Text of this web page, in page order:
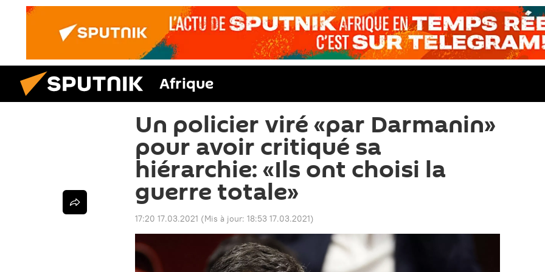
Afrique
Un policier viré «par Darmanin»
pour avoir critiqué sa
hiérarchie: «Ils ont choisi la
guerre totale»
17:20 17.03.2021 (Mis à jour: 18:53 17.03.2021)